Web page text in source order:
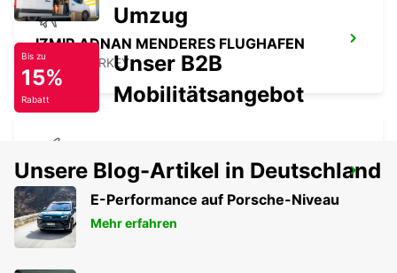
IZMIR ADNAN MENDERES FLUGHAFEN
IZMIR - TURKEY
ALEXANDROUPOLI FLUGHAFEN
ALEXANDROUPOLI - GREECE
Umzug
Bis zu
15%
Rabatt
Unser B2B
Mobilitätsangebot
Unsere Blog-Artikel in Deutschland
E-Performance auf Porsche-Niveau
Mehr erfahren